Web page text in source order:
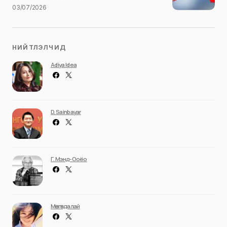
03/07/2026
НИЙТЛЭЛЧИД
Adiya Idea
D. Sainbayar
Г. Мэнд-Ооёо
Мөнгөндалай